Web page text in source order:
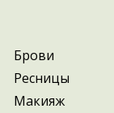
Брови
Ресницы
Макияж